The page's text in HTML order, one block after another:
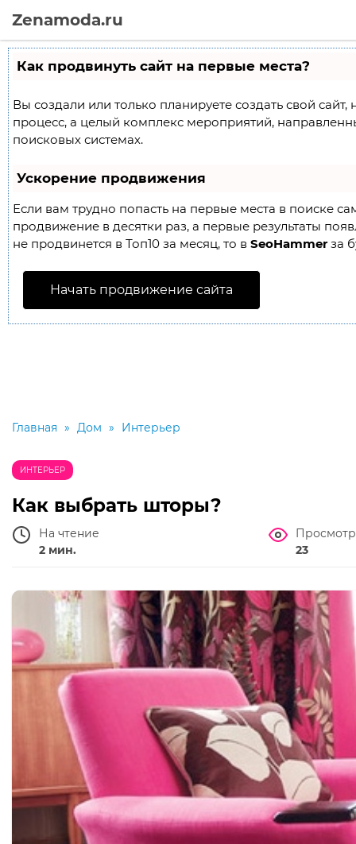
Zenamoda.ru
Как продвинуть сайт на первые места?
Вы создали или только планируете создать свой
процесс, а целый комплекс мероприятий,
поисковых системах.
Ускорение продвижения
Если вам трудно попасть на первые места в поиске
продвижение в десятки раз, а первые результаты
не продвинется в Топ10 за месяц, то в SeoHammer за
Начать продвижение сайта
Главная » Дом » Интерьер
ИНТЕРЬЕР
Как выбрать шторы?
На чтение
2 мин.
23